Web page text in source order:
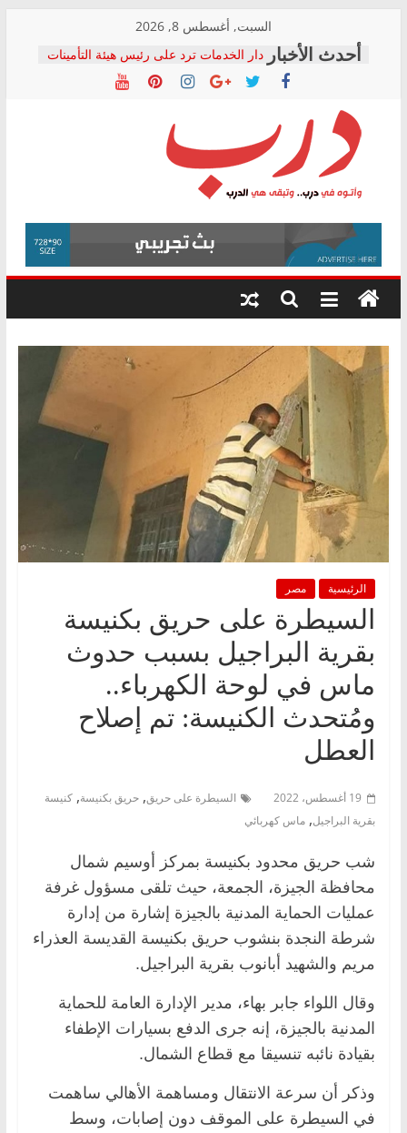
content
السبت, أغسطس 8, 2026
دار الخدمات ترد على رئيس هيئة التأمينات
بعد مؤتمره الصحفي: إنكار الأزمة لا ينهي
معاناة أصحاب المعاشات.. ونطالب بكشف
فرحات سليمان يكتب: القطاع الصحي إلى
أين؟
حزب التحالف الشعبي يطلق لجنة “الحق
في الصحة” بالإسكندرية لرصد الانتهاكات
ودعم المرضى
الوزاري لمدينة الصحفيين.. وانتهاء أعمال
إنشاء المبنى الإداري
المجلس القومي لحقوق الإنسان يعلن
متابعة قضية الدكتور محمد زهران.. ويؤكد:
قرينة البراءة وضمانات المحاكمة العادلة
درب
وأتوه
درب..
وتبقى
هي
الرئيسية مصر
السيطرة على حريق بكنيسة
بقرية البراجيل بسبب حدوث
ماس في لوحة الكهرباء..
ومُتحدث الكنيسة: تم إصلاح
العطل
19 أغسطس، 2022 السيطرة على حريق, حريق بكنيسة, كنيسة
بقرية البراجيل, ماس كهربائي
شب حريق محدود بكنيسة بمركز أوسيم شمال
محافظة الجيزة، الجمعة، حيث تلقى مسؤول غرفة
عمليات الحماية المدنية بالجيزة إشارة من إدارة
شرطة النجدة بنشوب حريق بكنيسة القديسة العذراء
مريم والشهيد أبانوب بقرية البراجيل.
وقال اللواء جابر بهاء، مدير الإدارة العامة للحماية
المدنية بالجيزة، إنه جرى الدفع بسيارات الإطفاء
بقيادة نائبه تنسيقا مع قطاع الشمال.
وذكر أن سرعة الانتقال ومساهمة الأهالي ساهمت
في السيطرة على الموقف دون إصابات، وسط